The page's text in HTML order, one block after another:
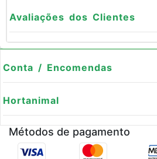
Avaliações dos Clientes
Conta / Encomendas
Hortanimal
Métodos de pagamento